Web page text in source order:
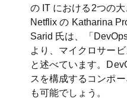
の IT における2つの大
Netflix の Katharina
Sarid 氏は、「
より、マイクロサー
と述べています。
スを構成するコンポ
も可能でしょう。